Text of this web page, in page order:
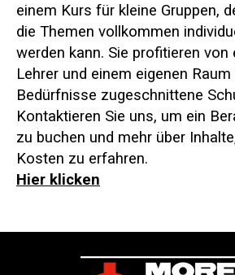
einem Kurs für kleine Gruppen,
die Themen vollkommen
werden kann. Sie profitieren von
Lehrer und einem eigenen
Bedürfnisse zugeschnittene
Kontaktieren Sie uns, um ein
zu buchen und mehr über
Kosten zu erfahren.
Hier klicken